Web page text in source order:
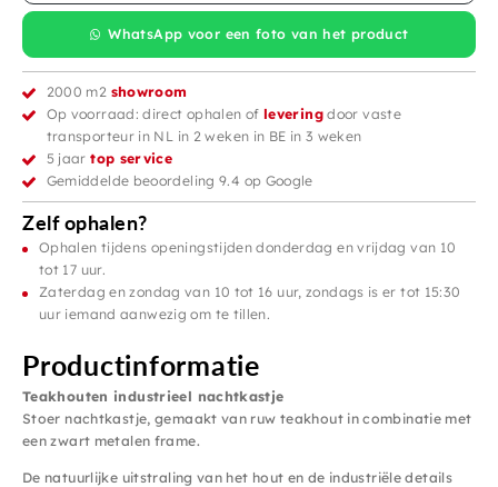
WhatsApp voor een foto van het product
2000 m2 showroom
Op voorraad: direct ophalen ofleveringdoor vaste
transporteur in NL in 2 weken in BE in 3 weken
5 jaartop service
Gemiddelde beoordeling 9.4 op Google
Zelf ophalen?
Ophalen tijdens openingstijden donderdag en vrijdag van 10
tot 17 uur.
Zaterdag en zondag van 10 tot 16 uur, zondags is er tot 15:30
uur iemand aanwezig om te tillen.
Productinformatie
Teakhouten industrieel nachtkastje
Stoer nachtkastje, gemaakt van ruw teakhout in combinatie met
een zwart metalen frame.
De natuurlijke uitstraling van het hout en de industriële details